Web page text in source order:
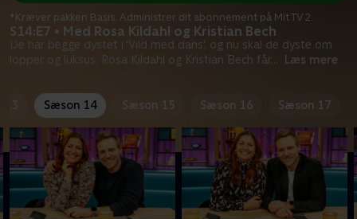
S14:E7 • Med Rosa Kildahl og Kristian Bech
De har begge dystet i 'Vild med dans', og nu skal de dyste om
lopper og luksus. Rosa Kildahl og Kristian Bech får... Læs mere
*Kræver pakken Basis. Administrer dit abonnement på Mit TV 2.
13 Sæson 14 Sæson 15 Sæson 16 Sæson 17